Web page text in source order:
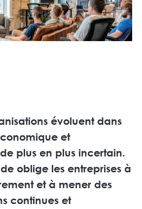
évoluent dans
et
plus en plus incertain.
oblige les entreprises à
et à mener des
continues et